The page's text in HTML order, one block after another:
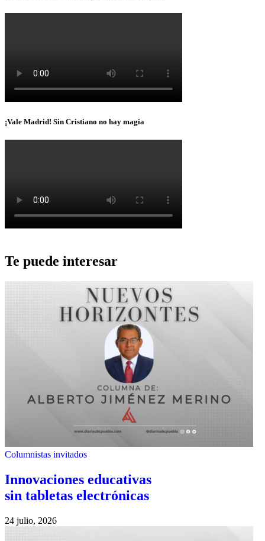
¡Vale Madrid! Sin Cristiano no hay magia
Te puede interesar
Columnistas invitados
Innovaciones educativas
sin tabletas electrónicas
24 julio, 2026